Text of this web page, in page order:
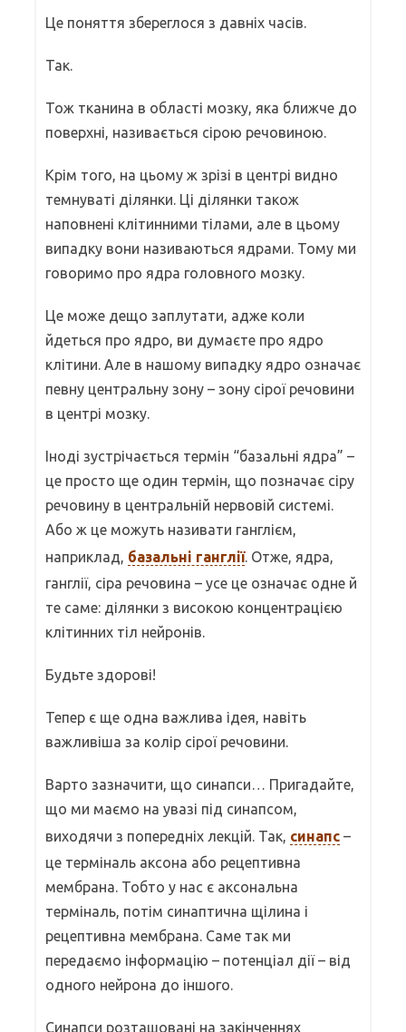
Це поняття збереглося з давніх часів.
Так.
Тож тканина в області мозку, яка ближче до
поверхні, називається сірою речовиною.
Крім того, на цьому ж зрізі в центрі видно
темнуваті ділянки. Ці ділянки також
наповнені клітинними тілами, але в цьому
випадку вони називаються ядрами. Тому ми
говоримо про ядра головного мозку.
Це може дещо заплутати, адже коли
йдеться про ядро, ви думаєте про ядро
клітини. Але в нашому випадку ядро означає
певну центральну зону – зону сірої речовини
в центрі мозку.
Іноді зустрічається термін “базальні ядра” –
це просто ще один термін, що позначає сіру
речовину в центральній нервовій системі.
Або ж це можуть називати ганглієм,
наприклад, базальні ганглії. Отже, ядра,
ганглії, сіра речовина – усе це означає одне й
те саме: ділянки з високою концентрацією
клітинних тіл нейронів.
Будьте здорові!
Тепер є ще одна важлива ідея, навіть
важливіша за колір сірої речовини.
Варто зазначити, що синапси… Пригадайте,
що ми маємо на увазі під синапсом,
виходячи з попередніх лекцій. Так, синапс –
це терміналь аксона або рецептивна
мембрана. Тобто у нас є аксональна
терміналь, потім синаптична щілина і
рецептивна мембрана. Саме так ми
передаємо інформацію – потенціал дії – від
одного нейрона до іншого.
Синапси розташовані на закінченнях